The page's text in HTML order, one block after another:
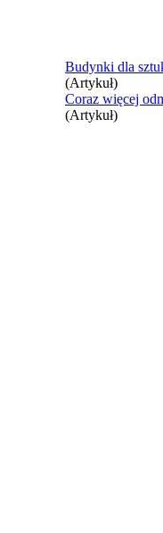
Budynki dla
(Artykuł)
Coraz więcej
(Artykuł)